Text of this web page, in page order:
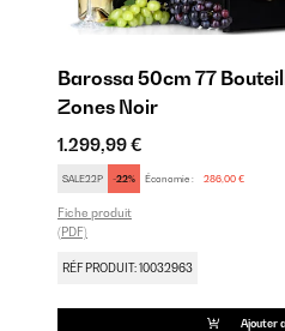
Barossa 50cm 77
Zones Noir
1.299,99 €
SALE22P -22% Économie : 286,00 €
Fiche produit
(PDF)
RÉF PRODUIT: 10032963
Ajouter